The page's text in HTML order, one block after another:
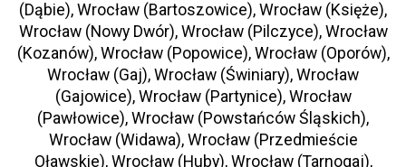
(Dąbie), Wrocław (Bartoszowice), Wrocław (Księże),
Wrocław (Nowy Dwór), Wrocław (Pilczyce), Wrocław
(Kozanów), Wrocław (Popowice), Wrocław (Oporów),
Wrocław (Gaj), Wrocław (Świniary), Wrocław
(Gajowice), Wrocław (Partynice), Wrocław
(Pawłowice), Wrocław (Powstańców Śląskich),
Wrocław (Widawa), Wrocław (Przedmieście
Oławskie), Wrocław (Huby), Wrocław (Tarnogaj),